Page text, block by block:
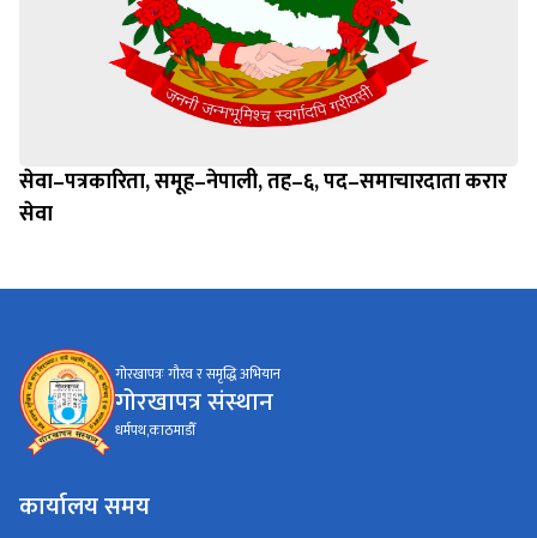
सेवा–पत्रकारिता, समूह–नेपाली, तह–६, पद–समाचारदाता करार
सेवा
गोरखापत्रः गौरव र समृद्धि अभियान
गोरखापत्र संस्थान
धर्मपथ,काठमाडौँ
कार्यालय समय